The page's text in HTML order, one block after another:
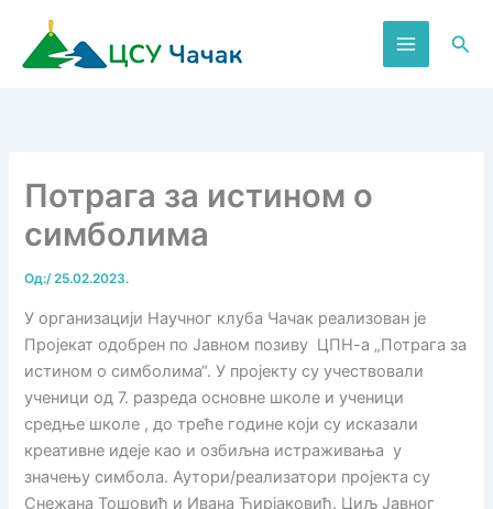
садржај
Потрага за истином о
симболима
Од:/25.02.2023.
У организацији Научног клуба Чачак реализован је
Пројекат одобрен по Јавном позиву ЦПН-а „Потрага за
истином о симболима“. У пројекту су учествовали
ученици од 7. разреда основне школе и ученици
средње школе , до треће године који су исказали
креативне идеје као и озбиљна истраживања у
значењу симбола. Аутори/реализатори пројекта су
Снежана Тошовић и Ивана Ћирјаковић. Циљ Јавног